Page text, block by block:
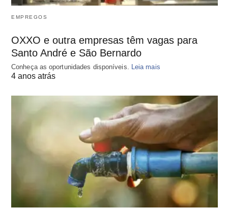
EMPREGOS
OXXO e outra empresas têm vagas para
Santo André e São Bernardo
Conheça as oportunidades disponíveis. Leia mais
4 anos atrás